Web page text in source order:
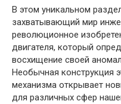
В этом уникальном
захватывающий мир
революционное
двигателя, который
восхищение своей
Необычная конструкция
механизма открывает
для различных сфер